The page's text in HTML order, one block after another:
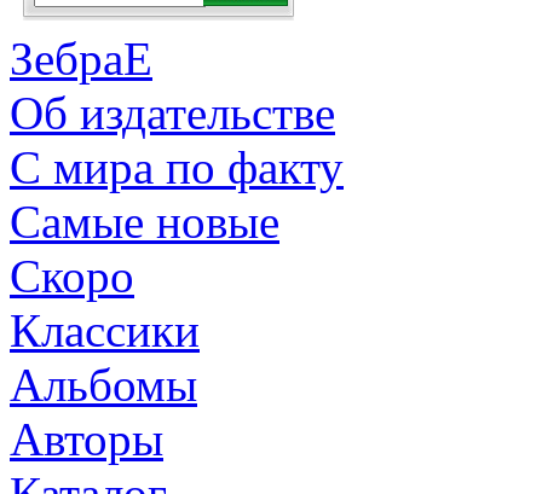
ЗебраЕ
Об издательстве
С мира по факту
Самые новые
Скоро
Классики
Альбомы
Авторы